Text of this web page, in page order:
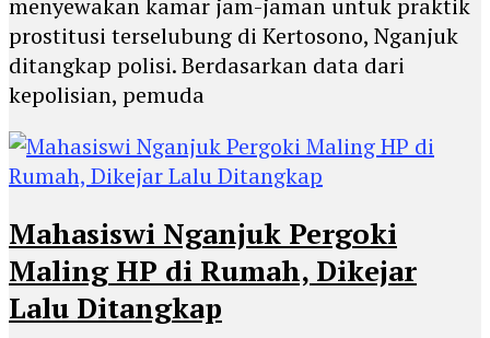
menyewakan kamar jam-jaman untuk praktik
prostitusi terselubung di Kertosono, Nganjuk
ditangkap polisi. Berdasarkan data dari
kepolisian, pemuda
Mahasiswi Nganjuk Pergoki
Maling HP di Rumah, Dikejar
Lalu Ditangkap